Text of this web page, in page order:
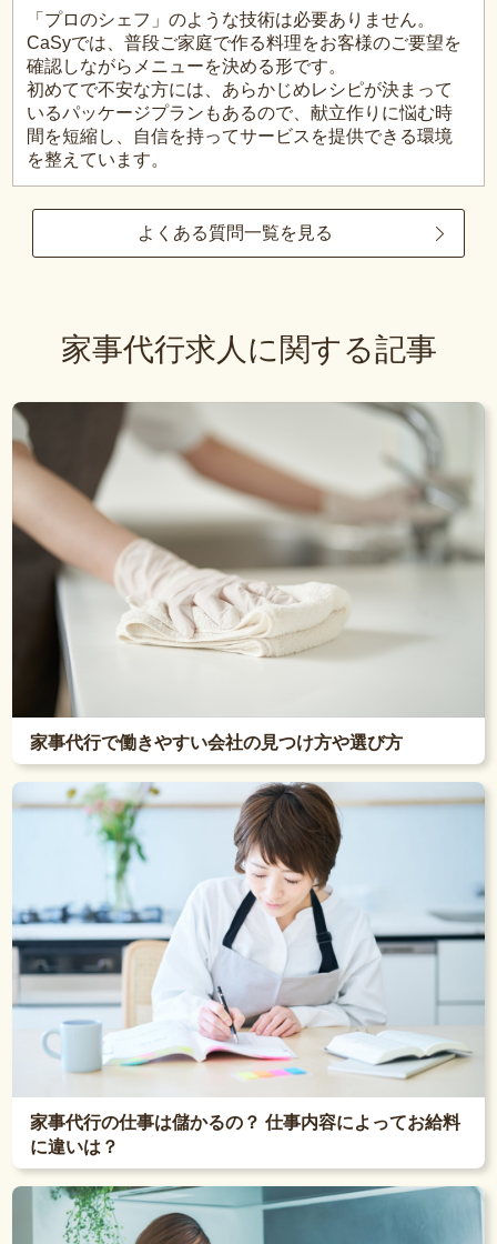
「プロのシェフ」のような技術は必要ありません。
CaSyでは、普段ご家庭で作る料理をお客様のご要望を
確認しながらメニューを決める形です。
初めてで不安な方には、あらかじめレシピが決まって
いるパッケージプランもあるので、献立作りに悩む時
間を短縮し、自信を持ってサービスを提供できる環境
を整えています。
よくある質問一覧を見る
家事代行求人に関する記事
家事代行で働きやすい会社の見つけ方や選び方
家事代行の仕事は儲かるの？ 仕事内容によってお給料
に違いは？